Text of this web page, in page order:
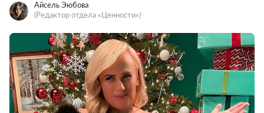
Айсель Эюбова
(Редактор отдела «Ценности»)